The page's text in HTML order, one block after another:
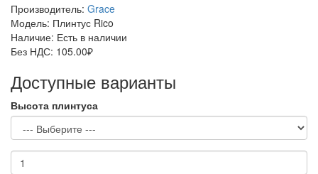
Производитель: Grace
Модель: Плинтус Rico
Наличие: Есть в наличии
Без НДС: 105.00₽
Доступные варианты
Высота плинтуса